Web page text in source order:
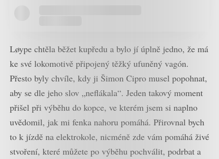
Løype chtěla běžet kupředu a bylo jí úplně jedno, že má
ke své lokomotivě připojený těžký ufuněný vagón.
Přesto byly chvíle, kdy ji Šimon Cipro musel popohnat,
aby se dle jeho slov „neflákala“. Jeden takový moment
přišel při výběhu do kopce, ve kterém jsem si naplno
uvědomil, jak mi fenka nahoru pomáhá. Přirovnal bych
to k jízdě na elektrokole, nicméně zde vám pomáhá živé
stvoření, které můžete po výběhu pochválit, podrbat a